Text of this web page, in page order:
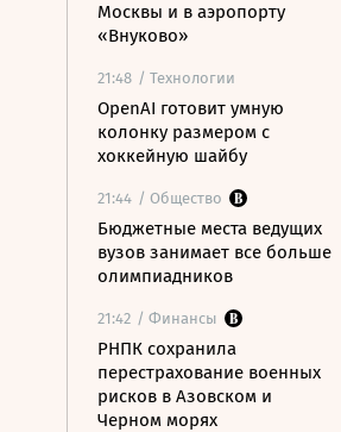
Москвы и в аэропорту
«Внуково»
21:48 / Технологии
OpenAI готовит умную
колонку размером с
хоккейную шайбу
21:44 / Общество
Бюджетные места ведущих
вузов занимает все больше
олимпиадников
21:42 / Финансы
РНПК сохранила
перестрахование военных
рисков в Азовском и
Черном морях